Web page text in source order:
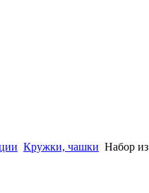
Кружки, чашки Набор из